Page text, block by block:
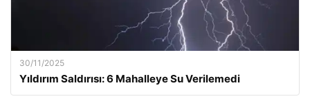
30/11/2025
Yıldırım Saldırısı: 6 Mahalleye Su Verilemedi